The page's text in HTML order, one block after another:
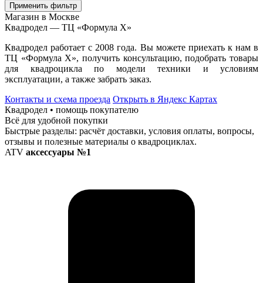
Применить фильтр
Магазин в Москве
Квадродел — ТЦ «Формула Х»
Квадродел работает с 2008 года. Вы можете приехать к нам в
ТЦ «Формула Х», получить консультацию, подобрать товары
для квадроцикла по модели техники и условиям
эксплуатации, а также забрать заказ.
Контакты и схема проезда Открыть в Яндекс Картах
Квадродел • помощь покупателю
Всё для удобной покупки
Быстрые разделы: расчёт доставки, условия оплаты, вопросы,
отзывы и полезные материалы о квадроциклах.
ATV аксессуары №1